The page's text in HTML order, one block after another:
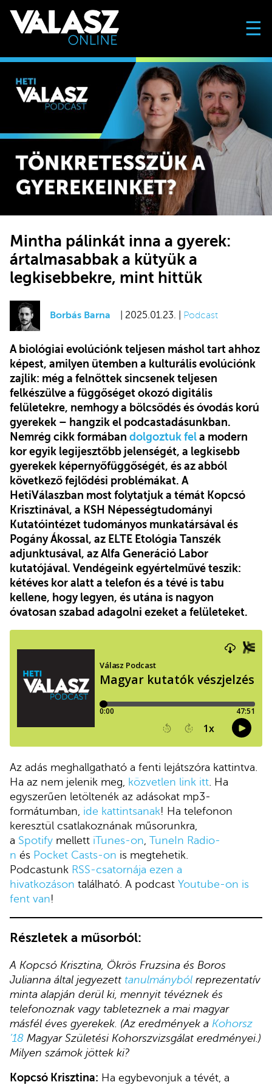
☰
Mintha pálinkát inna a gyerek:
ártalmasabbak a kütyük a
legkisebbekre, mint hittük
Borbás Barna | 2025.01.23. | Podcast
A biológiai evolúciónk teljesen máshol tart ahhoz
képest, amilyen ütemben a kulturális evolúciónk
zajlik: még a felnőttek sincsenek teljesen
felkészülve a függőséget okozó digitális
felületekre, nemhogy a bölcsődés és óvodás korú
gyerekek – hangzik el podcastadásunkban.
Nemrég cikk formában dolgoztuk fel a modern
kor egyik legijesztőbb jelenségét, a legkisebb
gyerekek képernyőfüggőségét, és az abból
következő fejlődési problémákat. A
HetiVálaszban most folytatjuk a témát Kopcsó
Krisztinával, a KSH Népességtudományi
Kutatóintézet tudományos munkatársával és
Pogány Ákossal, az ELTE Etológia Tanszék
adjunktusával, az Alfa Generáció Labor
kutatójával. Vendégeink egyértelművé teszik:
kétéves kor alatt a telefon és a tévé is tabu
kellene, hogy legyen, és utána is nagyon
óvatosan szabad adagolni ezeket a felületeket.
Az adás meghallgatható a fenti lejátszóra kattintva.
Ha az nem jelenik meg, közvetlen link itt. Ha
egyszerűen letöltenék az adásokat mp3-
formátumban, ide kattintsanak! Ha telefonon
keresztül csatlakoznának műsorunkra,
a Spotify mellett iTunes-on, TuneIn Radio-
n és Pocket Casts-on is megtehetik.
Podcastunk RSS-csatornája ezen a
hivatkozáson található. A podcast Youtube-on is
fent van!
Részletek a műsorból:
A Kopcsó Krisztina, Ökrös Fruzsina és Boros
Julianna által jegyezett tanulmányból reprezentatív
minta alapján derül ki, mennyit tévéznek és
telefonoznak vagy tableteznek a mai magyar
másfél éves gyerekek. (Az eredmények a Kohorsz
’18 Magyar Születési Kohorszvizsgálat eredményei.)
Milyen számok jöttek ki?
Kopcsó Krisztina: Ha egybevonjuk a tévét, a